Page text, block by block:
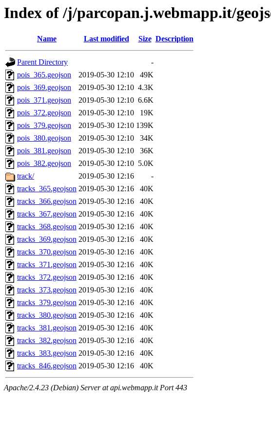
Index of /j/parcopan.j.webmapp.it/
Name Last modified Size Description
Parent Directory
-
pois_365.geojson
2019-05-30 12:10
49K
pois_369.geojson
2019-05-30 12:10 4.3K
pois_371.geojson
2019-05-30 12:10 6.6K
pois_372.geojson
2019-05-30 12:10
19K
pois_379.geojson
2019-05-30 12:10 139K
pois_380.geojson
2019-05-30 12:10
34K
pois_381.geojson
2019-05-30 12:10
36K
pois_382.geojson
2019-05-30 12:10 5.0K
track/
2019-05-30 12:16
-
tracks_365.geojson 2019-05-30 12:16
40K
tracks_366.geojson 2019-05-30 12:16
40K
tracks_367.geojson 2019-05-30 12:16
40K
tracks_368.geojson 2019-05-30 12:16
40K
tracks_369.geojson 2019-05-30 12:16
40K
tracks_370.geojson 2019-05-30 12:16
40K
tracks_371.geojson 2019-05-30 12:16
40K
tracks_372.geojson 2019-05-30 12:16
40K
tracks_373.geojson 2019-05-30 12:16
40K
tracks_379.geojson 2019-05-30 12:16
40K
tracks_380.geojson 2019-05-30 12:16
40K
tracks_381.geojson 2019-05-30 12:16
40K
tracks_382.geojson 2019-05-30 12:16
40K
tracks_383.geojson 2019-05-30 12:16
40K
tracks_846.geojson 2019-05-30 12:16 40K
Apache/2.4.23 (Debian) Server at api.webmapp.it Port 443